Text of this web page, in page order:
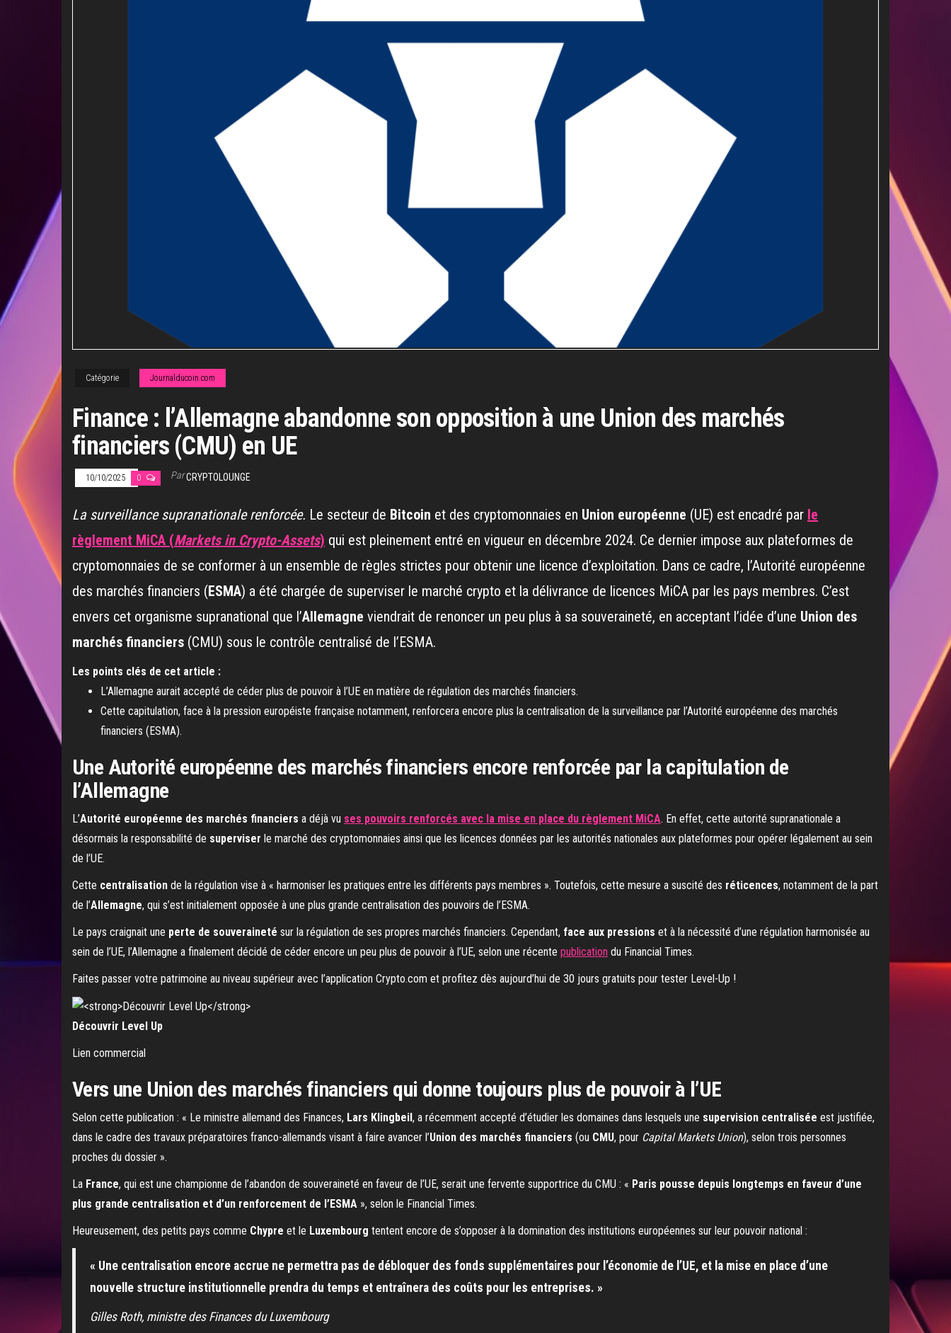
Catégorie Journalducoin.com
Finance : l’Allemagne abandonne son opposition à une Union des marchés
financiers (CMU) en UE
10/10/2025 0 ParCRYPTOLOUNGE
La surveillance supranationale renforcée. Le secteur de Bitcoin et des cryptomonnaies en Union européenne (UE) est encadré par le
règlement MiCA (Markets in Crypto-Assets) qui est pleinement entré en vigueur en décembre 2024. Ce dernier impose aux plateformes de
cryptomonnaies de se conformer à un ensemble de règles strictes pour obtenir une licence d’exploitation. Dans ce cadre, l’Autorité européenne
des marchés financiers (ESMA) a été chargée de superviser le marché crypto et la délivrance de licences MiCA par les pays membres. C’est
envers cet organisme supranational que l’Allemagne viendrait de renoncer un peu plus à sa souveraineté, en acceptant l’idée d’une Union des
marchés financiers (CMU) sous le contrôle centralisé de l’ESMA.
Les points clés de cet article :
L’Allemagne aurait accepté de céder plus de pouvoir à l’UE en matière de régulation des marchés financiers.
Cette capitulation, face à la pression européiste française notamment, renforcera encore plus la centralisation de la surveillance par l’Autorité européenne des marchés
financiers (ESMA).
Une Autorité européenne des marchés financiers encore renforcée par la capitulation de
l’Allemagne
L’Autorité européenne des marchés financiers a déjà vu ses pouvoirs renforcés avec la mise en place du règlement MiCA. En effet, cette autorité supranationale a
désormais la responsabilité de superviser le marché des cryptomonnaies ainsi que les licences données par les autorités nationales aux plateformes pour opérer légalement au sein
de l’UE.
Cette centralisation de la régulation vise à « harmoniser les pratiques entre les différents pays membres ». Toutefois, cette mesure a suscité des réticences, notamment de la part
de l’Allemagne, qui s’est initialement opposée à une plus grande centralisation des pouvoirs de l’ESMA.
Le pays craignait une perte de souveraineté sur la régulation de ses propres marchés financiers. Cependant, face aux pressions et à la nécessité d’une régulation harmonisée au
sein de l’UE, l’Allemagne a finalement décidé de céder encore un peu plus de pouvoir à l’UE, selon une récente publication du Financial Times.
Faites passer votre patrimoine au niveau supérieur avec l’application Crypto.com et profitez dès aujourd’hui de 30 jours gratuits pour tester Level-Up !
Découvrir Level Up
Lien commercial
Vers une Union des marchés financiers qui donne toujours plus de pouvoir à l’UE
Selon cette publication : « Le ministre allemand des Finances, Lars Klingbeil, a récemment accepté d’étudier les domaines dans lesquels une supervision centralisée est justifiée,
dans le cadre des travaux préparatoires franco-allemands visant à faire avancer l’Union des marchés financiers (ou CMU, pour Capital Markets Union), selon trois personnes
proches du dossier ».
La France, qui est une championne de l’abandon de souveraineté en faveur de l’UE, serait une fervente supportrice du CMU : « Paris pousse depuis longtemps en faveur d’une
plus grande centralisation et d’un renforcement de l’ESMA », selon le Financial Times.
Heureusement, des petits pays comme Chypre et le Luxembourg tentent encore de s’opposer à la domination des institutions européennes sur leur pouvoir national :
« Une centralisation encore accrue ne permettra pas de débloquer des fonds supplémentaires pour l’économie de l’UE, et la mise en place d’une
nouvelle structure institutionnelle prendra du temps et entraînera des coûts pour les entreprises. »
Gilles Roth, ministre des Finances du Luxembourg